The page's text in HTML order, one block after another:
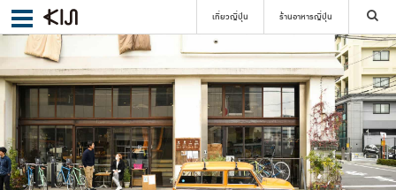
เที่ยวญี่ปุ่น ร้านอาหารญี่ปุ่น
ค้นหา
เลือกย่าน